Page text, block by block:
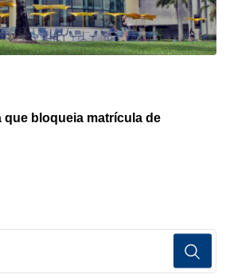
que bloqueia matrícula de